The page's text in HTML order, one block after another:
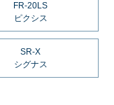
FR-20LS
ピクシス
SR-X
シグナス